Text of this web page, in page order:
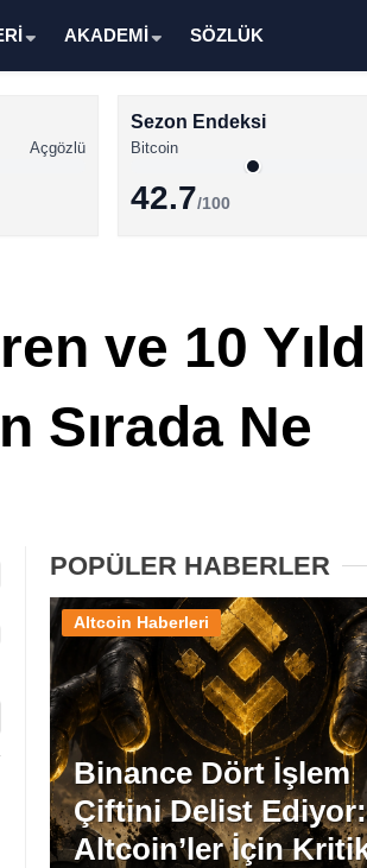
Altcoin
Solana
AKADEMİ SÖZLÜK
Açgözlü
Sezon Endeksi
Bitcoin
42.7/100
ve 10
Sırada Ne
POPÜLER HABERLER
Binance Dört İşlem
Çiftini Delist Ediyor:
Altcoin’ler İçin
Altcoin Haberleri